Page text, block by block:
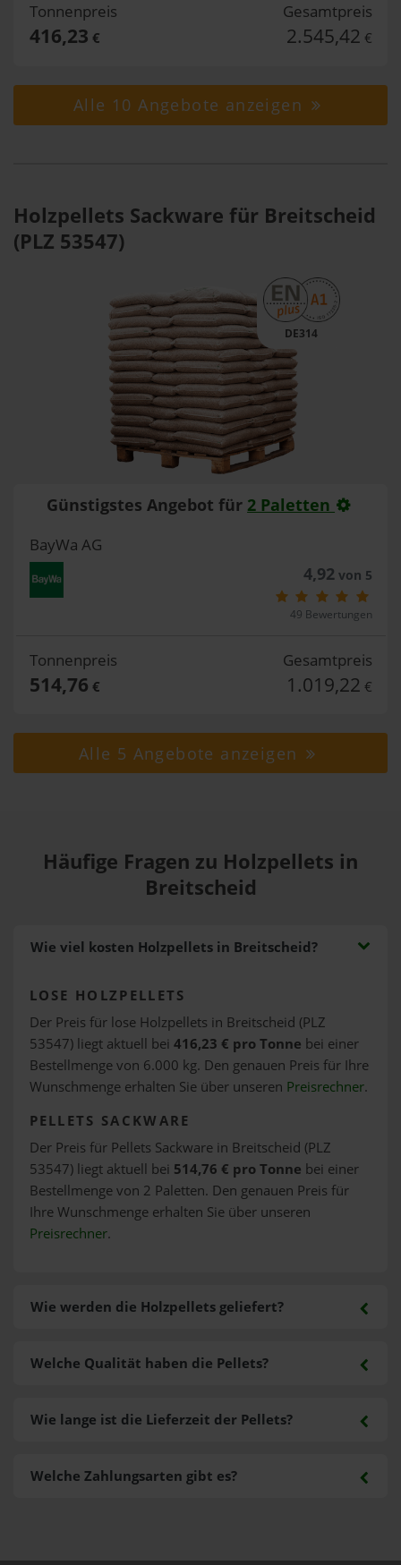
Tonnenpreis
416,23 €
Gesamtpreis
2.545,42 €
Alle 10 Angebote anzeigen
Holzpellets Sackware für Breitscheid
(PLZ 53547)
DE314
Günstigstes Angebot für 2 Paletten
BayWa AG
4,92von 5
49 Bewertungen
Tonnenpreis
514,76 €
Gesamtpreis
1.019,22 €
Alle 5 Angebote anzeigen
Häufige Fragen zu Holzpellets in
Breitscheid
Wie viel kosten Holzpellets in Breitscheid?
LOSE HOLZPELLETS
Der Preis für lose Holzpellets in Breitscheid (PLZ
53547) liegt aktuell bei 416,23 € pro Tonne bei einer
Bestellmenge von 6.000 kg. Den genauen Preis für Ihre
Wunschmenge erhalten Sie über unseren Preisrechner.
PELLETS SACKWARE
Der Preis für Pellets Sackware in Breitscheid (PLZ
53547) liegt aktuell bei 514,76 € pro Tonne bei einer
Bestellmenge von 2 Paletten. Den genauen Preis für
Ihre Wunschmenge erhalten Sie über unseren
Preisrechner.
Wie werden die Holzpellets geliefert?
Welche Zahlungsarten gibt es?
Welche Qualität haben die Pellets?
Wie lange ist die Lieferzeit der Pellets?